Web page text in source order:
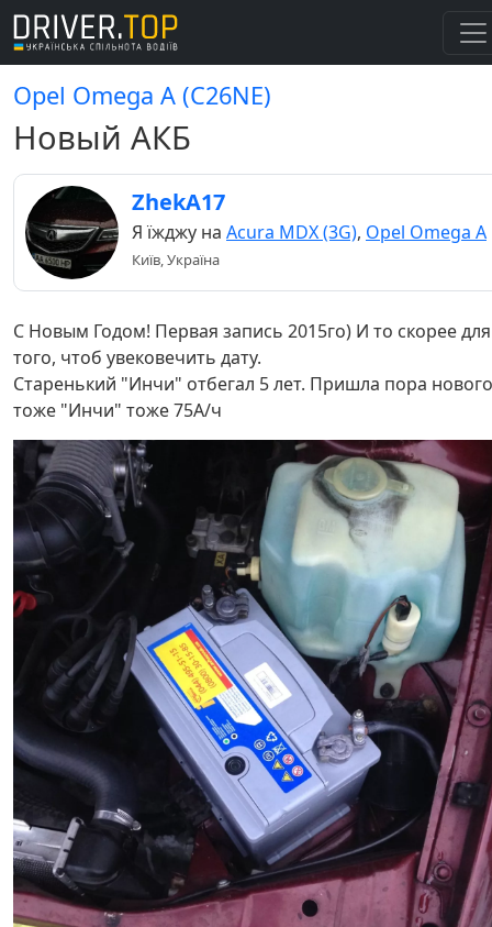
Opel Omega A (C26NE)
Новый АКБ
ZhekA17
Я їжджу на Acura MDX (3G), Opel Omega A
Київ, Україна
С Новым Годом! Первая запись 2015го) И то скорее для
того, чтоб увековечить дату.
Старенький "Инчи" отбегал 5 лет. Пришла пора
тоже "Инчи" тоже 75А/ч